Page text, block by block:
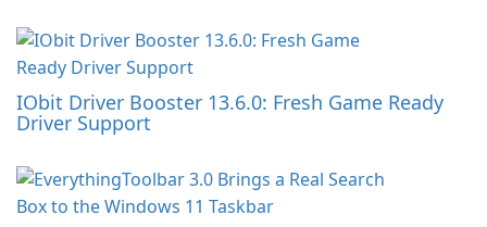
IObit Driver Booster 13.6.0: Fresh Game Ready
Driver Support